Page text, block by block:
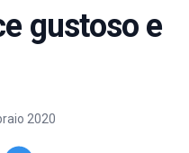
gustoso e
2020